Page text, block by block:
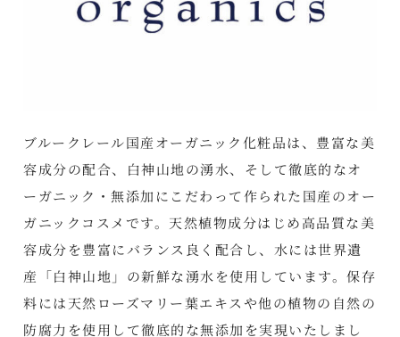
ブルークレール国産オーガニック化粧品は、豊富な美
容成分の配合、白神山地の湧水、そして徹底的なオ
ーガニック・無添加にこだわって作られた国産のオー
ガニックコスメです。天然植物成分はじめ高品質な美
容成分を豊富にバランス良く配合し、水には世界遺
産「白神山地」の新鮮な湧水を使用しています。保存
料には天然ローズマリー葉エキスや他の植物の自然の
防腐力を使用して徹底的な無添加を実現いたしまし